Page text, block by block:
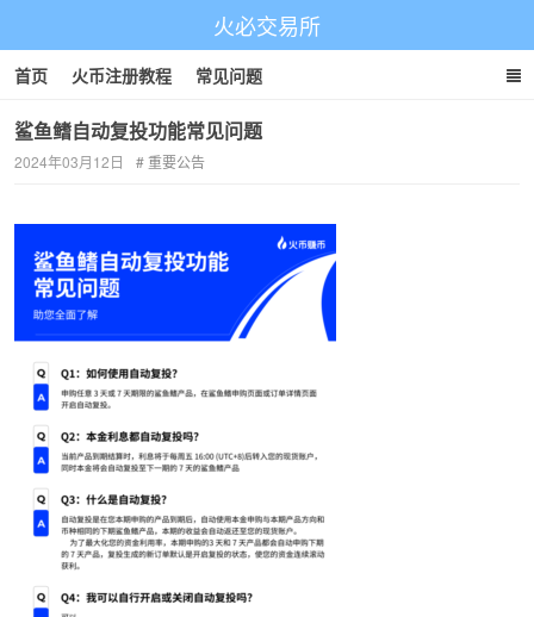
火必交易所
首页 火币注册教程 常见问题
鲨鱼鳍自动复投功能常见问题
2024年03月12日 重要公告